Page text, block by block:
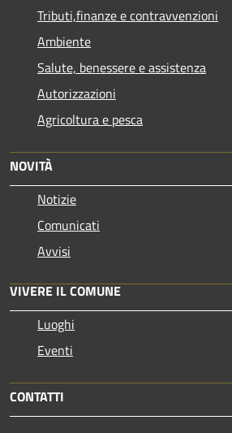
Tributi,finanze e contravvenzioni
Ambiente
Salute, benessere e assistenza
Autorizzazioni
Agricoltura e pesca
NOVITÀ
Notizie
Comunicati
Avvisi
VIVERE IL COMUNE
Luoghi
Eventi
CONTATTI